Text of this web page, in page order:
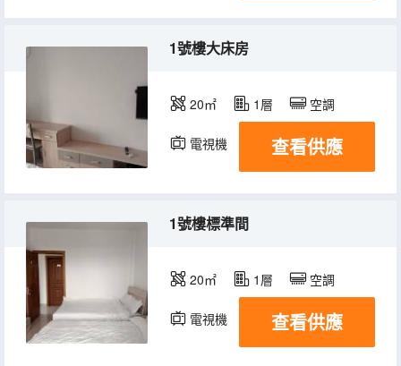
1號樓大床房
20㎡ 1層 空調
電視機 查看供應
1號樓標準間
20㎡ 1層 空調
電視機 查看供應